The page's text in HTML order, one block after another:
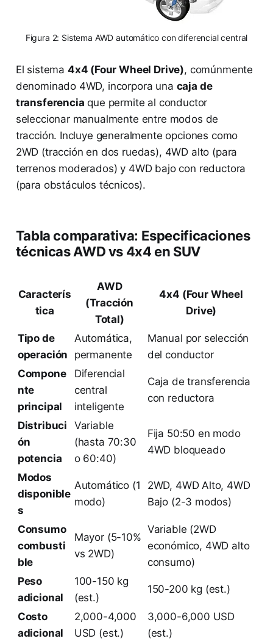
Figura 2: Sistema AWD automático con diferencial central
El sistema 4x4 (Four Wheel Drive), comúnmente
denominado 4WD, incorpora una caja de
transferencia que permite al conductor
seleccionar manualmente entre modos de
tracción. Incluye generalmente opciones como
2WD (tracción en dos ruedas), 4WD alto (para
terrenos moderados) y 4WD bajo con reductora
(para obstáculos técnicos).
Tabla comparativa: Especificaciones
técnicas AWD vs 4x4 en SUV
Caracterís
tica
AWD
(Tracción
Total)
4x4 (Four Wheel
Drive)
Tipo de
operación
Automática,
permanente
Manual por selección
del conductor
Compone
nte
principal
Diferencial
central
inteligente
Caja de transferencia
con reductora
Distribuci
ón
potencia
Variable
(hasta 70:30
o 60:40)
Fija 50:50 en modo
4WD bloqueado
Modos
disponible
s
Automático (1
modo)
2WD, 4WD Alto, 4WD
Bajo (2-3 modos)
Consumo
combusti
ble
Mayor (5-10%
vs 2WD)
Variable (2WD
económico, 4WD alto
consumo)
Peso
adicional
100-150 kg
(est.)
150-200 kg (est.)
Costo
adicional
2,000-4,000
USD (est.)
3,000-6,000 USD
(est.)